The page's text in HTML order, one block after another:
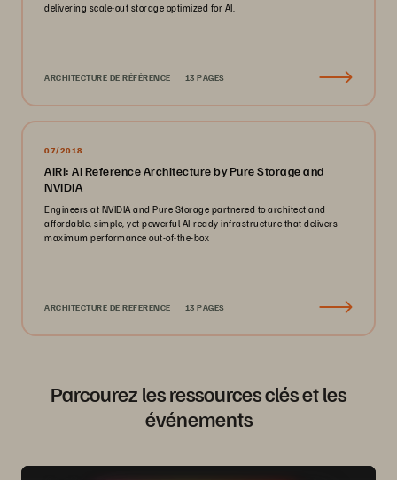
delivering scale-out storage optimized for AI.
ARCHITECTURE DE RÉFÉRENCE 13 PAGES
07/2018
AIRI: AI Reference Architecture by Pure Storage and
NVIDIA
Engineers at NVIDIA and Pure Storage partnered to architect and
affordable, simple, yet powerful AI-ready infrastructure that delivers
maximum performance out-of-the-box
ARCHITECTURE DE RÉFÉRENCE 13 PAGES
Parcourez les ressources clés et les
événements